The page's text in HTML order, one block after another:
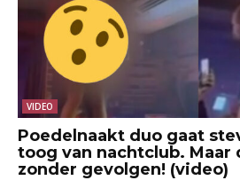
VIDEO
Poedelnaakt duo gaat
toog van nachtclub. Maar
zonder gevolgen! (video)